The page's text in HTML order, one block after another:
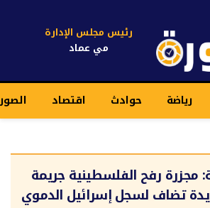
رئيس مجلس الإدارة
مي عماد
رياضة حوادث اقتصاد
مجزرة رفح الفلسطينية جريمة
تضاف لسجل إسرائيل الدموي